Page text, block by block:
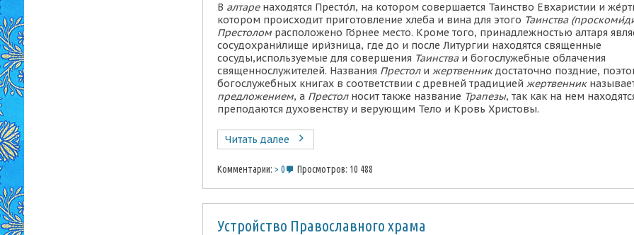
В алтаре находятся Престо́л, на котором совершается Таинство Евхаристии и
котором происходит приготовление хлеба и вина для этого Таинства
Престолом расположено Го́рнее место. Кроме того, принадлежностью алтаря
сосудохрани́лище ири́зница, где до и после Литургии находятсясвященные
сосуды,используемые для совершения Таинстваибогослужебные облачения
священнослужителей. Названия Престол ижертвенникдостаточно поздние,
богослужебных книгах в соответствии с древней традициейжертвенник
предложением, а Престолносит также название Трапезы, так как на нем
преподаются духовенству и верующим Тело и Кровь Христовы.
Читать далее
Комментарии: 0 Просмотров: 10 488
Устройство Православного храма